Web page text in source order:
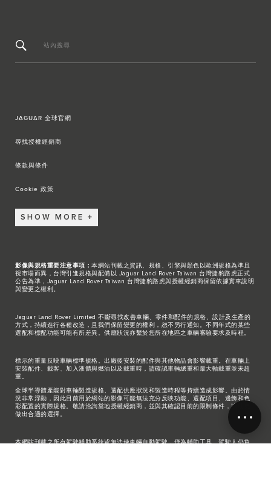
站內搜尋
JAGUAR 全球官網
尋找授權經銷商
條款與條件
Cookie 政策
SHOW MORE
影像與規格重要注意事項： 本網站刊載之資訊、規格、引擎與顏色以歐洲規格為準且
視市場而異，台灣引進規格與配備以 Jaguar Land Rover Taiwan 台灣捷豹路虎正式
公告為準，Jaguar Land Rover Taiwan 台灣捷豹路虎與授權經銷商保留依據實車說明
與變更之權利。
Jaguar Land Rover Limited 不斷尋找改善車輛、零件和配件的規格、設計及生產的
方式，持續進行各種改造，且我們保留變更的權利，恕不另行通知。不同年式的某些
選配和標配功能可能有所差異。供應狀況亦繫於您所在地區之車輛審驗要求及時程。
標示的重量反映車輛標準規格。出廠後安裝的配件與其他物品會影響載重。在車輛上
安裝配件、載客、加入液體與燃油以及載重時，請確認車輛總重和最大軸載重並未超
重。
全球半導體產能對車輛製造規格、選配供應狀況和製造時程等持續造成影響。由於情
況非常浮動，因此目前用於網站的影像可能無法充分反映功能、選配項目、邊飾和色
彩配置的實際規格。敬請洽詢當地授權經銷商，並與其確認目前的限制條件，協助您
做出合適的選擇。
本網站刊載之所有駕駛輔助系統皆無法使車輛自動駕駛，僅為輔助工具。駕駛人仍負